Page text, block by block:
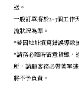
送。
一般訂單將於2-3個工作
流狀況為準。
*若因地址填寫錯誤導致
*請務必隨時留意貨態，
所，請顧客務必帶著單
將不予負責。